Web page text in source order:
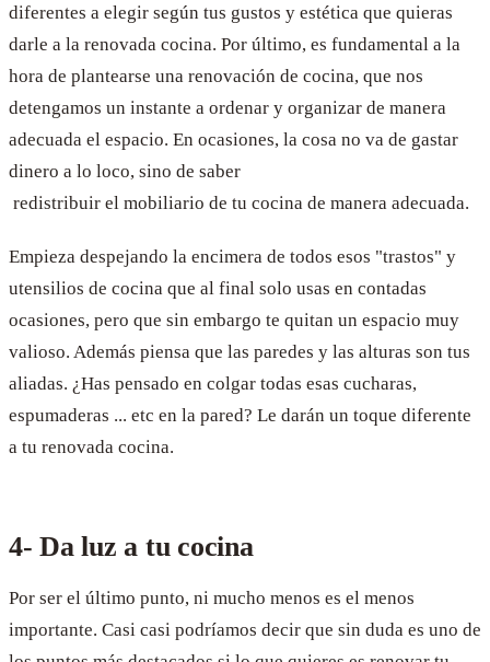
diferentes a elegir según tus gustos y estética que quieras
darle a la renovada cocina. Por último, es fundamental a la
hora de plantearse una renovación de cocina, que nos
detengamos un instante a ordenar y organizar de manera
adecuada el espacio. En ocasiones, la cosa no va de gastar
dinero a lo loco, sino de saber
redistribuir el mobiliario de tu cocina de manera adecuada.
Empieza despejando la encimera de todos esos "trastos" y
utensilios de cocina que al final solo usas en contadas
ocasiones, pero que sin embargo te quitan un espacio muy
valioso. Además piensa que las paredes y las alturas son tus
aliadas. ¿Has pensado en colgar todas esas cucharas,
espumaderas ... etc en la pared? Le darán un toque diferente
a tu renovada cocina.
4- Da luz a tu cocina
Por ser el último punto, ni mucho menos es el menos
importante. Casi casi podríamos decir que sin duda es uno de